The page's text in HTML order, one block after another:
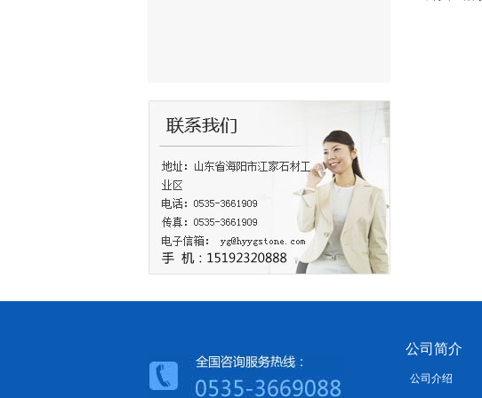
公司简介
公司介绍